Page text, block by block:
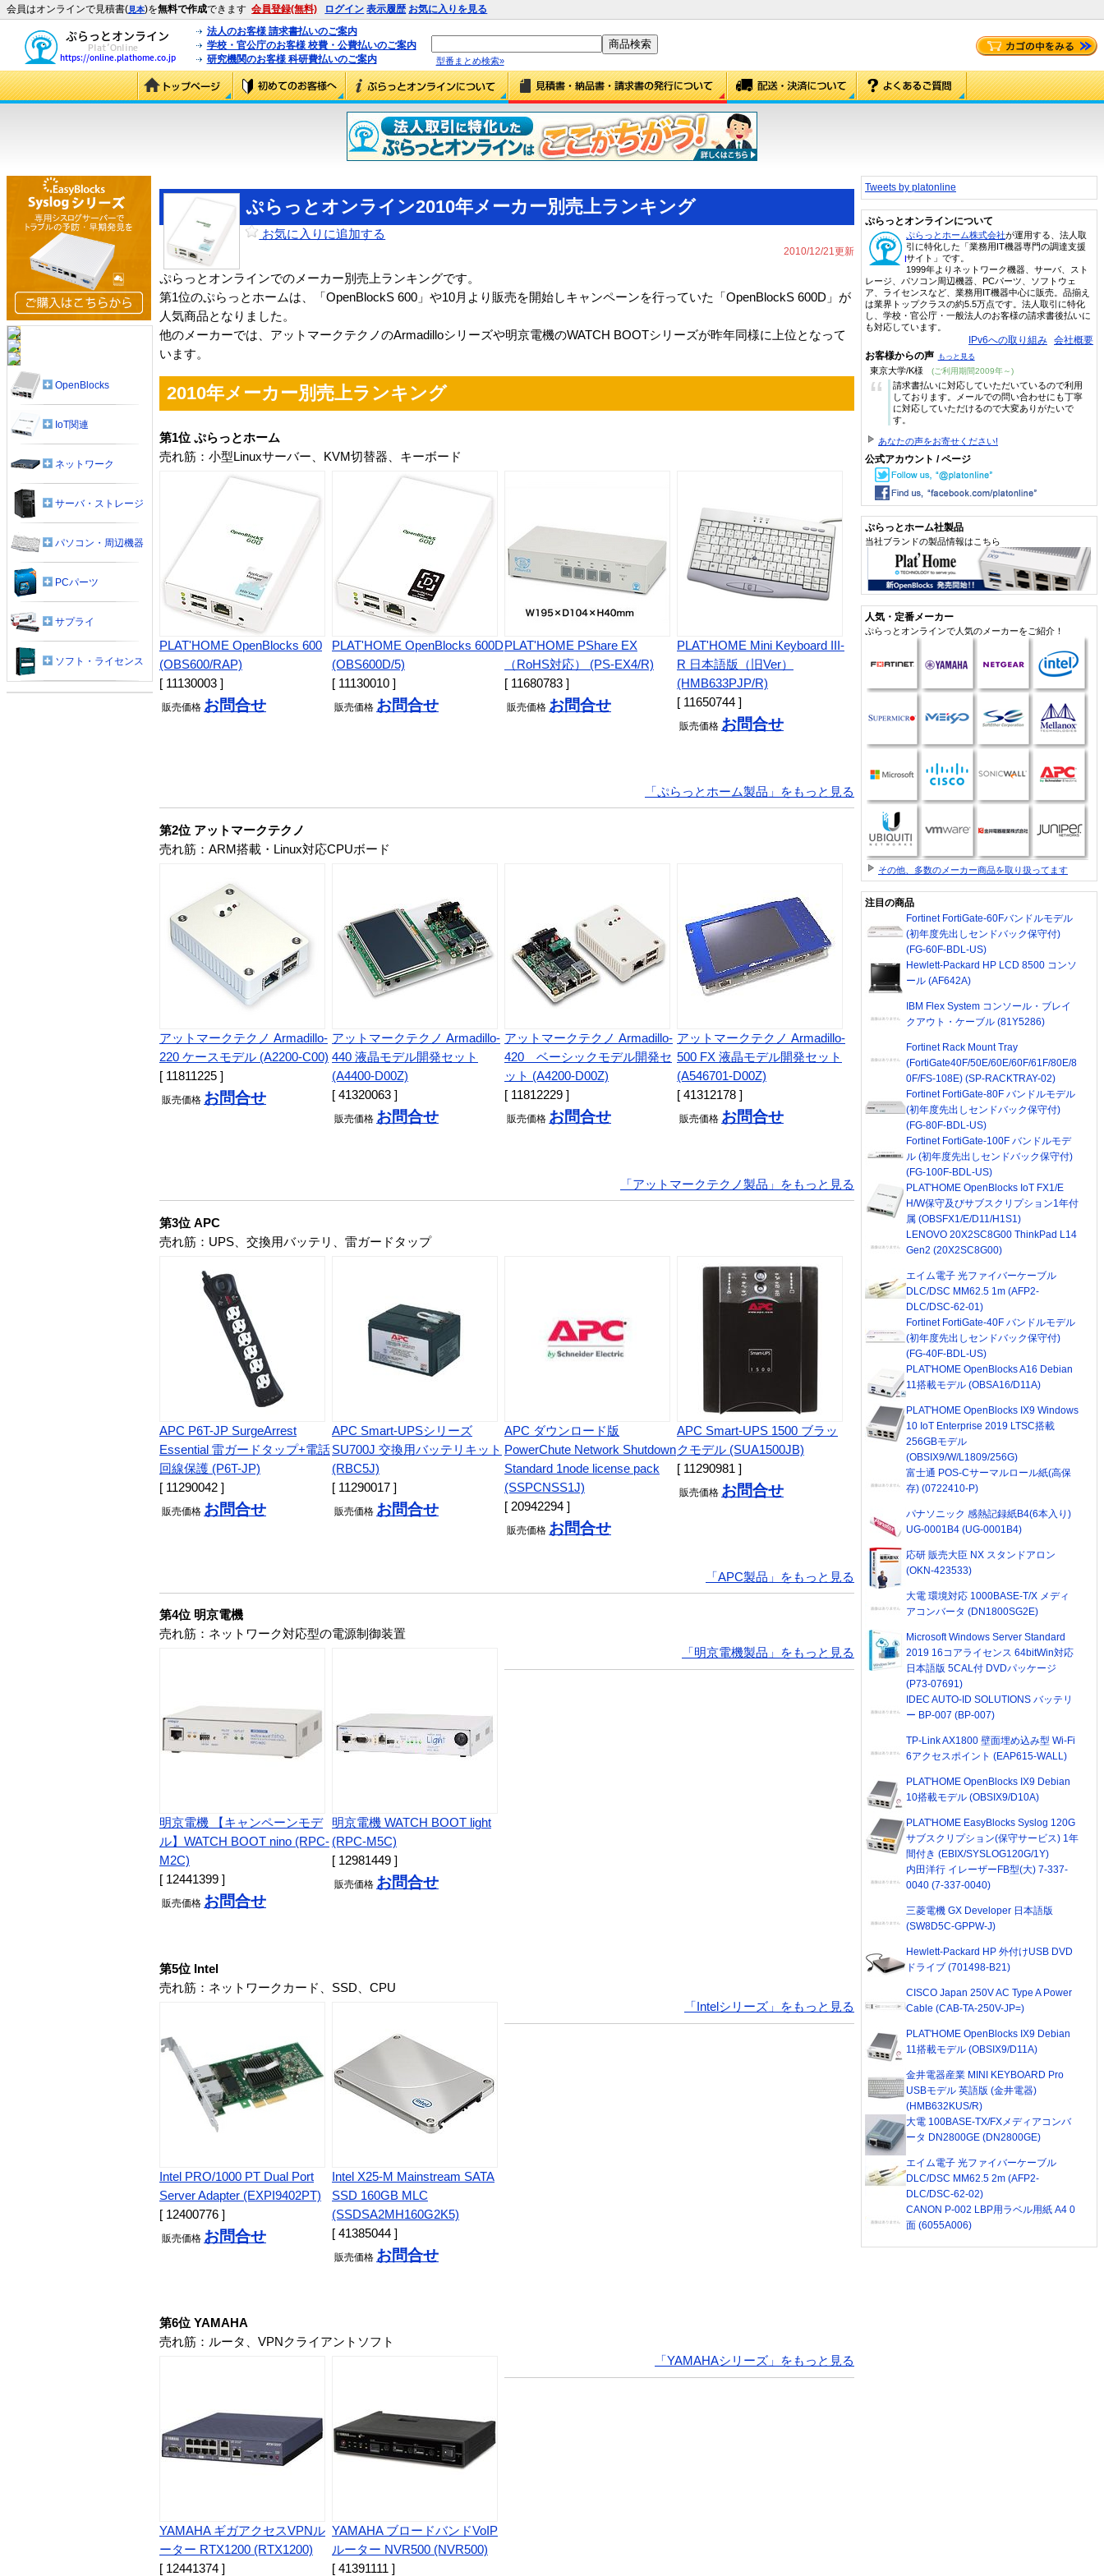
会員はオンラインで見積書(見本)を無料で作成できます 会員登録(無料) ログイン 表示履歴 お気に入りを見る
法人のお客様 請求書払いのご案内
学校・官公庁のお客様 校費・公費払いのご案内
研究機関のお客様 科研費払いのご案内
型番まとめ検索»
ぷらっとオンライン2010年メーカー別売上ランキング
お気に入りに追加する
2010/12/21更新
ぷらっとオンラインでのメーカー別売上ランキングです。
第1位のぷらっとホームは、「OpenBlockS 600」や10月より販売を開始しキャンペーンを行っていた「OpenBlockS 600D」が
人気商品となりました。
他のメーカーでは、アットマークテクノのArmadilloシリーズや明京電機のWATCH BOOTシリーズが昨年同様に上位となって
います。
2010年メーカー別売上ランキング
第1位 ぷらっとホーム
売れ筋：小型Linuxサーバー、KVM切替器、キーボード
PLAT'HOME OpenBlocks 600
(OBS600/RAP)
[ 11130003 ]
販売価格 お問合せ
PLAT'HOME OpenBlocks 600D
(OBS600D/5)
[ 11130010 ]
販売価格 お問合せ
PLAT'HOME PShare EX
（RoHS対応） (PS-EX4/R)
[ 11680783 ]
販売価格 お問合せ
PLAT'HOME Mini Keyboard III-
R 日本語版（旧Ver）
(HMB633PJP/R)
[ 11650744 ]
販売価格 お問合せ
「ぷらっとホーム製品」をもっと見る
第2位 アットマークテクノ
売れ筋：ARM搭載・Linux対応CPUボード
アットマークテクノ Armadillo-
220 ケースモデル (A2200-C00)
[ 11811225 ]
販売価格 お問合せ
アットマークテクノ Armadillo-
440 液晶モデル開発セット
(A4400-D00Z)
[ 41320063 ]
販売価格 お問合せ
アットマークテクノ Armadillo-
420 ベーシックモデル開発セ
ット (A4200-D00Z)
[ 11812229 ]
販売価格 お問合せ
アットマークテクノ Armadillo-
500 FX 液晶モデル開発セット
(A546701-D00Z)
[ 41312178 ]
販売価格 お問合せ
「アットマークテクノ製品」をもっと見る
第3位 APC
売れ筋：UPS、交換用バッテリ、雷ガードタップ
APC P6T-JP SurgeArrest
Essential 雷ガードタップ+電話
回線保護 (P6T-JP)
[ 11290042 ]
販売価格 お問合せ
APC Smart-UPSシリーズ
SU700J 交換用バッテリキット
(RBC5J)
[ 11290017 ]
販売価格 お問合せ
APC ダウンロード版
PowerChute Network Shutdown
Standard 1node license pack
(SSPCNSS1J)
[ 20942294 ]
販売価格 お問合せ
APC Smart-UPS 1500 ブラッ
クモデル (SUA1500JB)
[ 11290981 ]
販売価格 お問合せ
「APC製品」をもっと見る
第4位 明京電機
売れ筋：ネットワーク対応型の電源制御装置
明京電機 【キャンペーンモデ
ル】WATCH BOOT nino (RPC-
M2C)
[ 12441399 ]
販売価格 お問合せ
明京電機 WATCH BOOT light
(RPC-M5C)
[ 12981449 ]
販売価格 お問合せ
「明京電機製品」をもっと見る
第5位 Intel
売れ筋：ネットワークカード、SSD、CPU
Intel PRO/1000 PT Dual Port
Server Adapter (EXPI9402PT)
[ 12400776 ]
販売価格 お問合せ
Intel X25-M Mainstream SATA
SSD 160GB MLC
(SSDSA2MH160G2K5)
[ 41385044 ]
販売価格 お問合せ
「Intelシリーズ」をもっと見る
第6位 YAMAHA
売れ筋：ルータ、VPNクライアントソフト
YAMAHA ギガアクセスVPNル
ーター RTX1200 (RTX1200)
[ 12441374 ]
YAMAHA ブロードバンドVoIP
ルーター NVR500 (NVR500)
[ 41391111 ]
「YAMAHAシリーズ」をもっと見る
OpenBlocks
IoT関連
ネットワーク
サーバ・ストレージ
パソコン・周辺機器
PCパーツ
サプライ
ソフト・ライセンス
Tweets by platonline
ぷらっとオンラインについて
ぷらっとホーム株式会社が運用する、法人取
引に特化した「業務用IT機器専門の調達支援
サイト」です。
1999年よりネットワーク機器、サーバ、スト
レージ、パソコン周辺機器、PCパーツ、ソフトウェ
ア、ライセンスなど、業務用IT機器中心に販売。品揃え
は業界トップクラスの約5.5万点です。法人取引に特化
し、学校・官公庁・一般法人のお客様の請求書後払いに
も対応しています。
IPv6への取り組み 会社概要
お客様からの声 もっと見る
東京大学/K様 (ご利用期間2009年～)
“
請求書払いに対応していただいているので利用
しております。メールでの問い合わせにも丁寧
に対応していただけるので大変ありがたいで
す。
あなたの声をお寄せください!
公式アカウント / ページ
ぷらっとホーム社製品
当社ブランドの製品情報はこちら
人気・定番メーカー
ぷらっとオンラインで人気のメーカーをご紹介！
その他、多数のメーカー商品を取り扱ってます
注目の商品
Fortinet FortiGate-60Fバンドルモデル
(初年度先出しセンドバック保守付)
(FG-60F-BDL-US)
Hewlett-Packard HP LCD 8500 コンソ
ール (AF642A)
IBM Flex System コンソール・ブレイ
クアウト・ケーブル (81Y5286)
Fortinet Rack Mount Tray
(FortiGate40F/50E/60E/60F/61F/80E/8
0F/FS-108E) (SP-RACKTRAY-02)
Fortinet FortiGate-80F バンドルモデル
(初年度先出しセンドバック保守付)
(FG-80F-BDL-US)
Fortinet FortiGate-100F バンドルモデ
ル (初年度先出しセンドバック保守付)
(FG-100F-BDL-US)
PLAT'HOME OpenBlocks IoT FX1/E
H/W保守及びサブスクリプション1年付
属 (OBSFX1/E/D11/H1S1)
LENOVO 20X2SC8G00 ThinkPad L14
Gen2 (20X2SC8G00)
エイム電子 光ファイバーケーブル
DLC/DSC MM62.5 1m (AFP2-
DLC/DSC-62-01)
Fortinet FortiGate-40F バンドルモデル
(初年度先出しセンドバック保守付)
(FG-40F-BDL-US)
PLAT'HOME OpenBlocks A16 Debian
11搭載モデル (OBSA16/D11A)
PLAT'HOME OpenBlocks IX9 Windows
10 IoT Enterprise 2019 LTSC搭載
256GBモデル
(OBSIX9/W/L1809/256G)
富士通 POS-Cサーマルロール紙(高保
存) (0722410-P)
パナソニック 感熱記録紙B4(6本入り)
UG-0001B4 (UG-0001B4)
応研 販売大臣 NX スタンドアロン
(OKN-423533)
大電 環境対応 1000BASE-T/X メディ
アコンバータ (DN1800SG2E)
Microsoft Windows Server Standard
2019 16コアライセンス 64bitWin対応
日本語版 5CAL付 DVDパッケージ
(P73-07691)
IDEC AUTO-ID SOLUTIONS バッテリ
ー BP-007 (BP-007)
TP-Link AX1800 壁面埋め込み型 Wi-Fi
6アクセスポイント (EAP615-WALL)
PLAT'HOME OpenBlocks IX9 Debian
10搭載モデル (OBSIX9/D10A)
PLAT'HOME EasyBlocks Syslog 120G
サブスクリプション(保守サービス) 1年
間付き (EBIX/SYSLOG120G/1Y)
内田洋行 イレーザーFB型(大) 7-337-
0040 (7-337-0040)
三菱電機 GX Developer 日本語版
(SW8D5C-GPPW-J)
Hewlett-Packard HP 外付けUSB DVD
ドライブ (701498-B21)
CISCO Japan 250V AC Type A Power
Cable (CAB-TA-250V-JP=)
PLAT'HOME OpenBlocks IX9 Debian
11搭載モデル (OBSIX9/D11A)
金井電器産業 MINI KEYBOARD Pro
USBモデル 英語版 (金井電器)
(HMB632KUS/R)
大電 100BASE-TX/FXメディアコンバ
ータ DN2800GE (DN2800GE)
エイム電子 光ファイバーケーブル
DLC/DSC MM62.5 2m (AFP2-
DLC/DSC-62-02)
CANON P-002 LBP用ラベル用紙 A4 0
面 (6055A006)